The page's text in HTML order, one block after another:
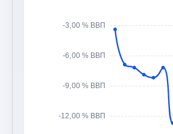
-12,00 % ВВП
-9,00 % ВВП
-6,00 % ВВП
-3,00 % ВВП